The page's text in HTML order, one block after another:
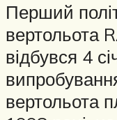
Перший
вертольота
відбувся 4
вертольота